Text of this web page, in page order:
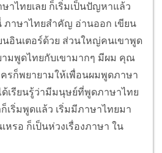
าไทยเลย ก็เริ่มเป็นปัญหาแล้ว
ภาษาไทยสำคัญ อ่านออก เขียน
นอินเตอร์ด้วย ส่วนใหญ่คนเขาพูด
ามพูดไทยกับเขามากๆ มีผม คุณ
รก็พยายามให้เพื่อนผมพูดภาษา
ด้เรียนรู้ว่ามีมนุษย์ที่พูดภาษาไทย
เริ่มพูดแล้ว เริ่มมีภาษาไทยมา
หรอ ก็เป็นห่วงเรื่องภาษา ใน